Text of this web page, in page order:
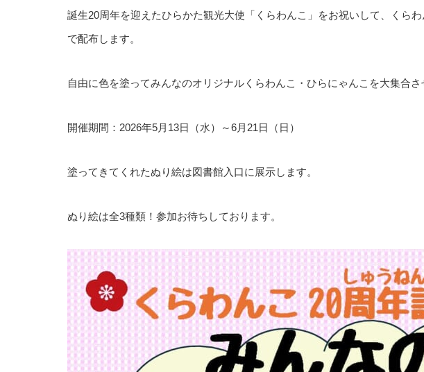
誕生20周年を迎えたひらかた観光大使「くらわんこ」をお祝いして、くら
で配布します。
自由に色を塗ってみんなのオリジナルくらわんこ・ひらにゃんこを大集合さ
開催期間：2026年5月13日（水）～6月21日（日）
塗ってきてくれたぬり絵は図書館入口に展示します。
ぬり絵は全3種類！参加お待ちしております。